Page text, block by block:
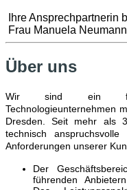
Ihre Ansprechpartnerin
Frau Manuela Neumann
Über uns
Wir sind ein
Technologieunternehmen
Dresden. Seit mehr als
technisch
Anforderungen unserer
Der
führenden